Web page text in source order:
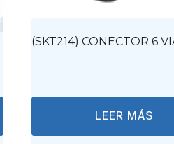
(SKT214) CONECTOR 6
LEER MÁS